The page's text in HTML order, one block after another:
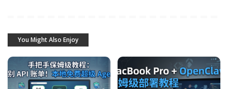
You Might Also Enjoy